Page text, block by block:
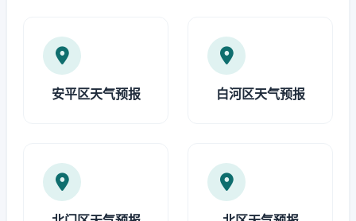
安平区天气预报 白河区天气预报